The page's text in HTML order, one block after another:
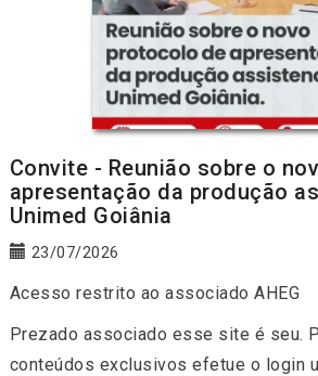
Convite - Reunião sobre o
apresentação da produção
Unimed Goiânia
23/07/2026
Acesso restrito ao associado AHEG
Prezado associado esse site é seu.
conteúdos exclusivos efetue o login